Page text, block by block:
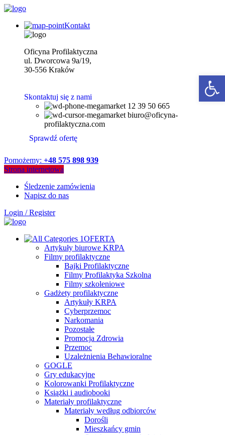
Kontakt
Oficyna Profilaktyczna
ul. Dworcowa 9a/19,
30-556 Kraków
Skontaktuj się z nami
12 39 50 665
biuro@oficyna-
profilaktyczna.com
Sprawdź ofertę
Pomożemy: +48 575 898 939
Strona internetowa
Śledzenie zamówienia
Napisz do nas
Login / Register
OFERTA
Artykuły biurowe KRPA
Filmy profilaktyczne
Bajki Profilaktyczne
Filmy Profilaktyka Szkolna
Filmy szkoleniowe
Gadżety profilaktyczne
Artykuły KRPA
Cyberprzemoc
Narkomania
Pozostałe
Promocja Zdrowia
Przemoc
Uzależnienia Behawioralne
GOGLE
Gry edukacyjne
Kolorowanki Profilaktyczne
Książki i audiobooki
Materiały profilaktyczne
Materiały według odbiorców
Dorośli
Mieszkańcy gmin